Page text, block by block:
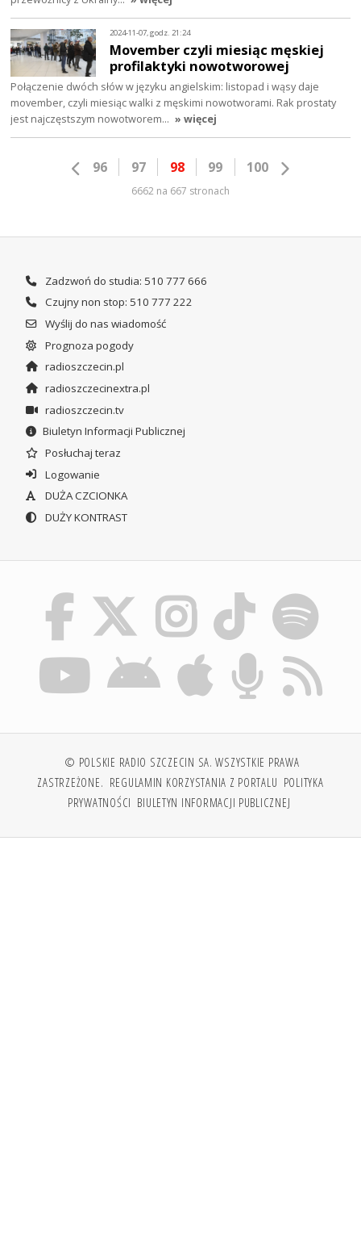
2024-11-07, godz. 21:24
Movember czyli miesiąc męskiej
profilaktyki nowotworowej
Połączenie dwóch słów w języku angielskim: listopad i wąsy daje
movember, czyli miesiąc walki z męskimi nowotworami. Rak prostaty
jest najczęstszym nowotworem… » więcej
96 97 98 99 100
6662 na 667 stronach
Zadzwoń do studia: 510 777 666
Czujny non stop: 510 777 222
Wyślij do nas wiadomość
Prognoza pogody
radioszczecin.pl
radioszczecinextra.pl
radioszczecin.tv
Biuletyn Informacji Publicznej
Posłuchaj teraz
Logowanie
DUŻA CZCIONKA
DUŻY KONTRAST
© POLSKIE RADIO SZCZECIN SA. WSZYSTKIE PRAWA
ZASTRZEŻONE. REGULAMIN KORZYSTANIA Z PORTALU POLITYKA
PRYWATNOŚCI BIULETYN INFORMACJI PUBLICZNEJ